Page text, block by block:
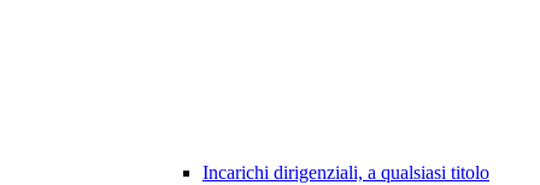
Incarichi dirigenziali, a qualsiasi titolo